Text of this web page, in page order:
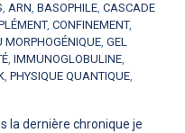
, ARN, BASOPHILE, CASCADE
, CONFINEMENT,
MORPHOGÉNIQUE, GEL
, IMMUNOGLOBULINE,
, PHYSIQUE QUANTIQUE,
la dernière chronique je